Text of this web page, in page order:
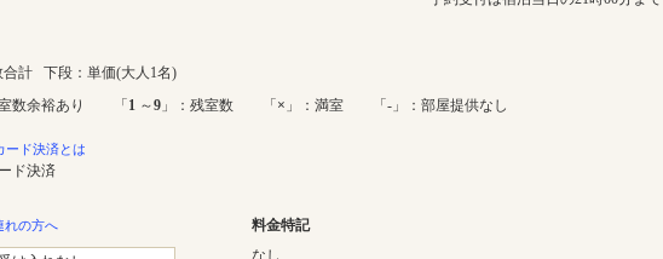
合計 下段：単価(大人1名)
室数余裕あり 「1 ～9 」：残室数 「× 」：満室 「-」：部屋提供なし
ード決済とは
ド決済
れの方へ 料金特記
なし